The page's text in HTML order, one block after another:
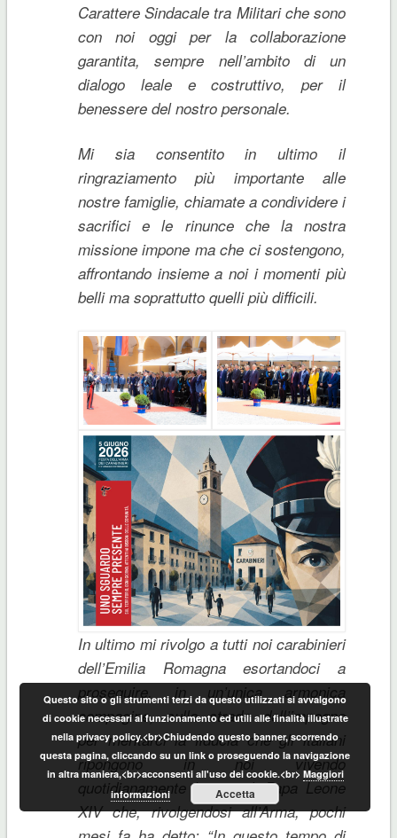
Carattere Sindacale tra Militari che sono
con noi oggi per la collaborazione
garantita, sempre nell’ambito di un
dialogo leale e costruttivo, per il
benessere del nostro personale.
Mi sia consentito in ultimo il
ringraziamento più importante alle
nostre famiglie, chiamate a condividere i
sacrifici e le rinunce che la nostra
missione impone ma che ci sostengono,
affrontando insieme a noi i momenti più
belli ma soprattutto quelli più difficili.
In ultimo mi rivolgo a tutti noi carabinieri
dell’Emilia Romagna esortandoci a
proseguire, in un’unica armonica
compagine, sulla strada dell’impegno
per meritarci la fiducia che gli italiani
ripongono in noi vivendo
quotidianamente l’invito di Papa Leone
XIV che, rivolgendosi all’Arma, pochi
Questo sito o gli strumenti terzi da questo utilizzati si avvalgono
di cookie necessari al funzionamento ed utili alle finalità illustrate
nella privacy policy.<br>Chiudendo questo banner, scorrendo
questa pagina, cliccando su un link o proseguendo la navigazione
in altra maniera,<br>acconsenti all'uso dei cookie.<br> Maggiori
informazioni
Accetta